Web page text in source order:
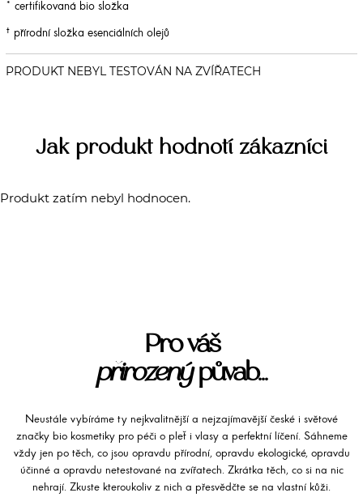
* certifikovaná bio složka
† přírodní složka esenciálních olejů
Jak produkt hodnotí zákazníci
Produkt zatím nebyl hodnocen.
Pro váš
přirozenýpůvab...
Neustále vybíráme ty nejkvalitnější a nejzajímavější české i světové
značky bio kosmetiky pro péči o pleť i vlasy a perfektní líčení. Sáhneme
vždy jen po těch, co jsou opravdu přírodní, opravdu ekologické, opravdu
účinné a opravdu netestované na zvířatech. Zkrátka těch, co si na nic
nehrají. Zkuste kteroukoliv z nich a přesvědčte se na vlastní kůži.